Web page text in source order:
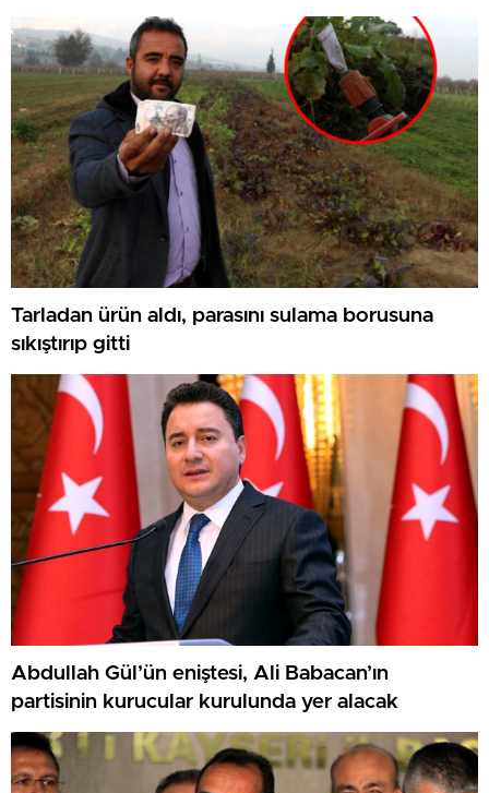
Tarladan ürün aldı, parasını sulama borusuna
sıkıştırıp gitti
Abdullah Gül’ün eniştesi, Ali Babacan’ın
partisinin kurucular kurulunda yer alacak